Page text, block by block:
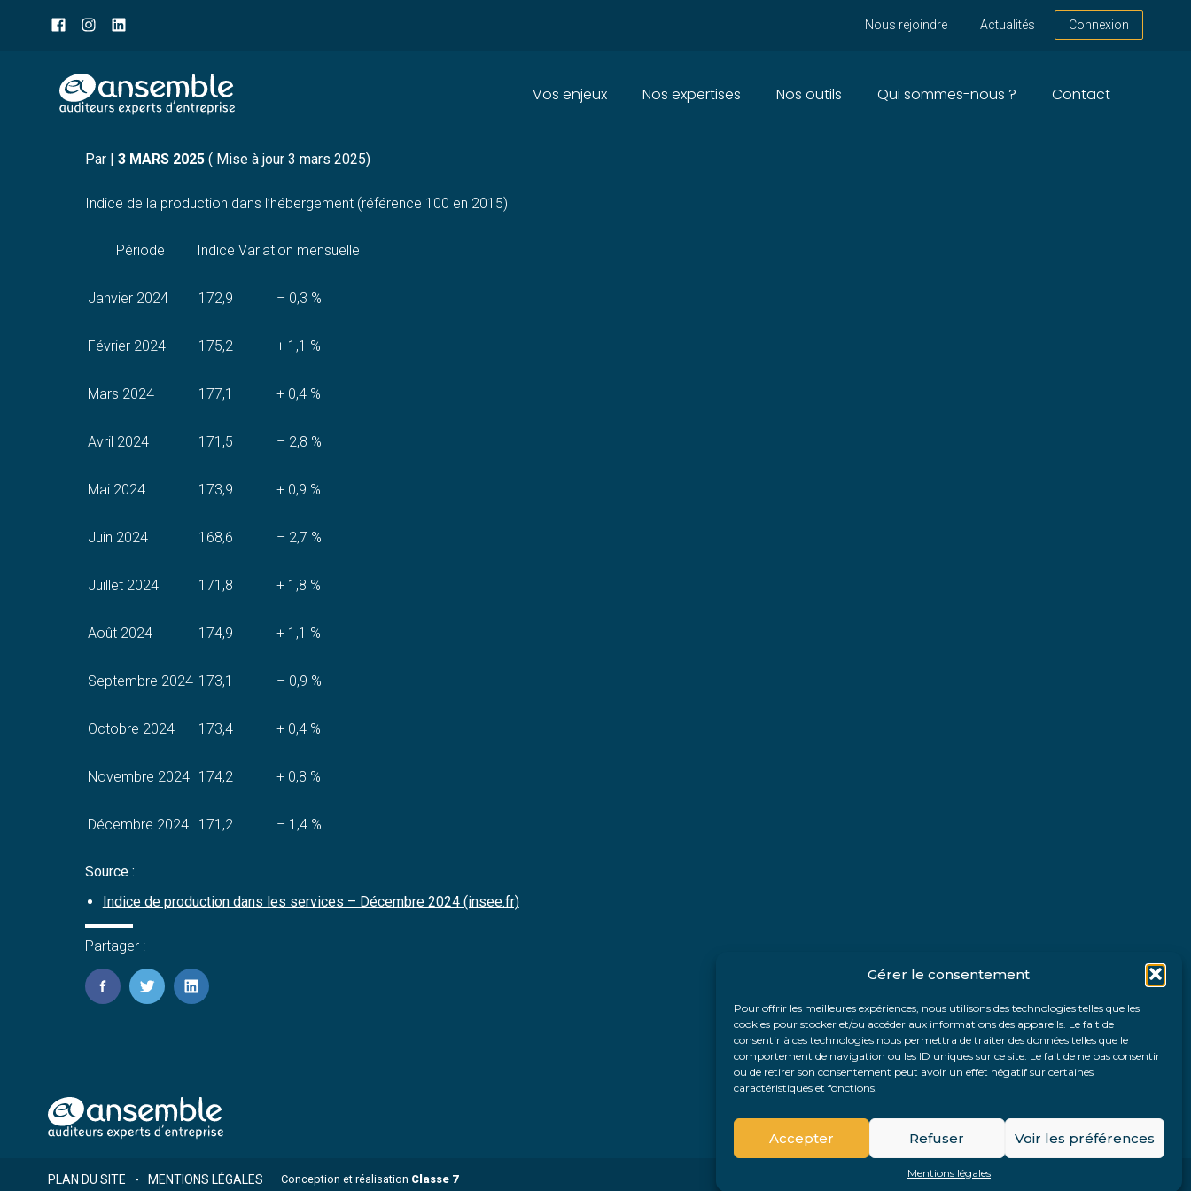
Gérer le consentement
Pour offrir les meilleures expériences, nous utilisons des technologies telles que les
cookies pour stocker et/ou accéder aux informations des appareils. Le fait de
consentir à ces technologies nous permettra de traiter des données telles que le
comportement de navigation ou les ID uniques sur ce site. Le fait de ne pas consentir
ou de retirer son consentement peut avoir un effet négatif sur certaines
caractéristiques et fonctions.
Accepter Refuser Voir les préférences
Mentions légales
header
Nous rejoindre Actualités Connexion
Aller
au
Principal
Vos enjeux Nos expertises Nos outils Qui sommes-nous ? Contact
INDICE DE LA PRODUCTION DANS L’HÉBERGEMENT – ANNÉE 2024
Par | 3 MARS 2025( Mise à jour 3 mars 2025)
Indice de la production dans l’hébergement (référence 100 en 2015)
Période Indice Variation mensuelle
Janvier 2024 172,9 – 0,3 %
Février 2024 175,2 + 1,1 %
Mars 2024 177,1 + 0,4 %
Avril 2024 171,5 – 2,8 %
Mai 2024 173,9 + 0,9 %
Juin 2024 168,6 – 2,7 %
Juillet 2024 171,8 + 1,8 %
Août 2024 174,9 + 1,1 %
Septembre 2024 173,1 – 0,9 %
Octobre 2024 173,4 + 0,4 %
Novembre 2024 174,2 + 0,8 %
Décembre 2024 171,2 – 1,4 %
Source :
Indice de production dans les services – Décembre 2024 (insee.fr)
Partager :
FaceBook
TwitterLinkedIn
PLAN DU SITE MENTIONS LÉGALES Conception et réalisation Classe 7